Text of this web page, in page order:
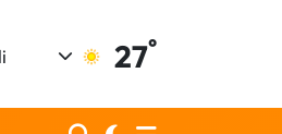
27°